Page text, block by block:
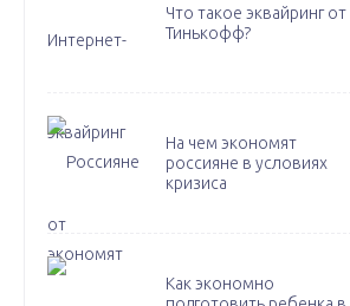
Что такое эквайринг от
Тинькофф?
На чем экономят
россияне в условиях
кризиса
Как экономно